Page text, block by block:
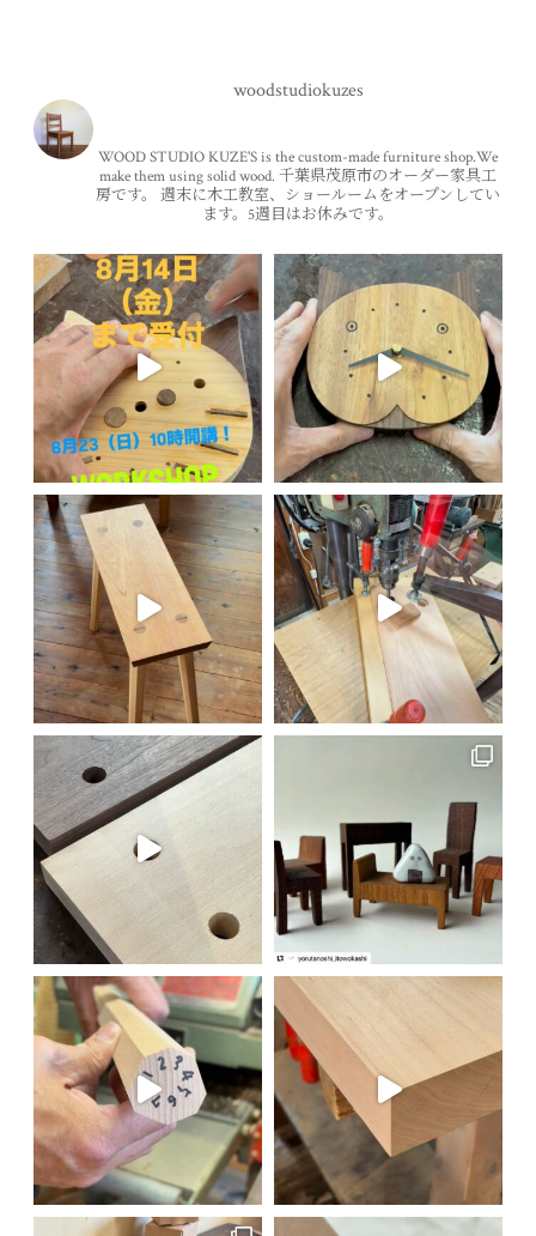
woodstudiokuzes
WOOD STUDIO KUZE'S is the custom-made furniture shop.We
make them using solid wood. 千葉県茂原市のオーダー家具工
房です。
週末に木工教室、ショールームをオープンしてい
ます。5週目はお休みです。